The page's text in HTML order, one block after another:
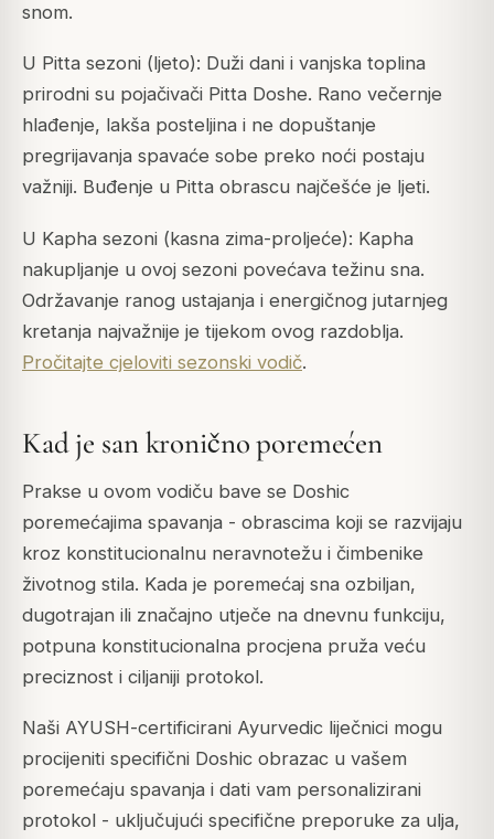
snom.
U Pitta sezoni (ljeto): Duži dani i vanjska toplina
prirodni su pojačivači Pitta Doshe. Rano večernje
hlađenje, lakša posteljina i ne dopuštanje
pregrijavanja spavaće sobe preko noći postaju
važniji. Buđenje u Pitta obrascu najčešće je ljeti.
U Kapha sezoni (kasna zima-proljeće): Kapha
nakupljanje u ovoj sezoni povećava težinu sna.
Održavanje ranog ustajanja i energičnog jutarnjeg
kretanja najvažnije je tijekom ovog razdoblja.
Pročitajte cjeloviti sezonski vodič.
Kad je san kronično poremećen
Prakse u ovom vodiču bave se Doshic
poremećajima spavanja - obrascima koji se razvijaju
kroz konstitucionalnu neravnotežu i čimbenike
životnog stila. Kada je poremećaj sna ozbiljan,
dugotrajan ili značajno utječe na dnevnu funkciju,
potpuna konstitucionalna procjena pruža veću
preciznost i ciljaniji protokol.
Naši AYUSH-certificirani Ayurvedic liječnici mogu
procijeniti specifični Doshic obrazac u vašem
poremećaju spavanja i dati vam personalizirani
protokol - uključujući specifične preporuke za ulja,